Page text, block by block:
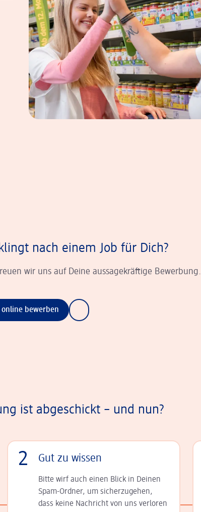
nach einem Job für Dich?
wir uns auf Deine aussagekräftige Bewerbung.
online bewerben
ist abgeschickt – und nun?
2 Gut zu wissen
Bitte wirf auch einen Blick in Deinen
Spam-Ordner, um sicherzugehen,
dass keine Nachricht von uns verloren